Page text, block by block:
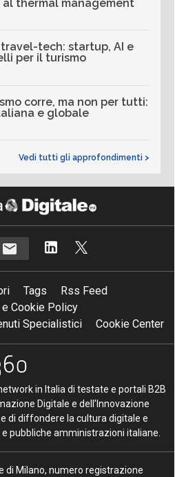
thermal management
tech: startup, AI e
per il turismo
corre, ma non per tutti:
e globale
Vedi tutti gli approfondimenti >
Tags
Rss Feed
e Cookie Policy
Specialistici
Cookie Center
in Italia di testate e portali B2B
Digitale e dell’Innovazione
di diffondere la cultura digitale e
pubbliche amministrazioni italiane.
di Milano, numero registrazione